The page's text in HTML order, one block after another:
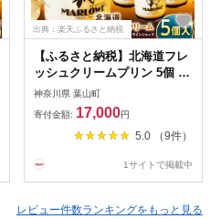
出典：楽天ふるさと納税
【ふるさと納税】北海道フレ
ッシュクリームプリン 5個 セ
ット 計900g ( 各180g × 5個 )
【日付指定可】 ／ プリン ス
イーツ デザート クリーム 洋
菓子 クリームプリン ぷりん
人気 送料無料 葉山町【(有)マ
神奈川県 葉山町
寄付金額: 17,000円
5.0 （9件）
1サイトで掲載中
レビュー件数ランキングをもっと見る